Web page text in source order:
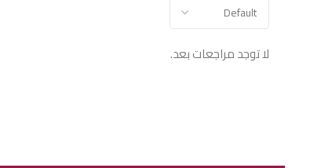
لا توجد مراجعات بعد.